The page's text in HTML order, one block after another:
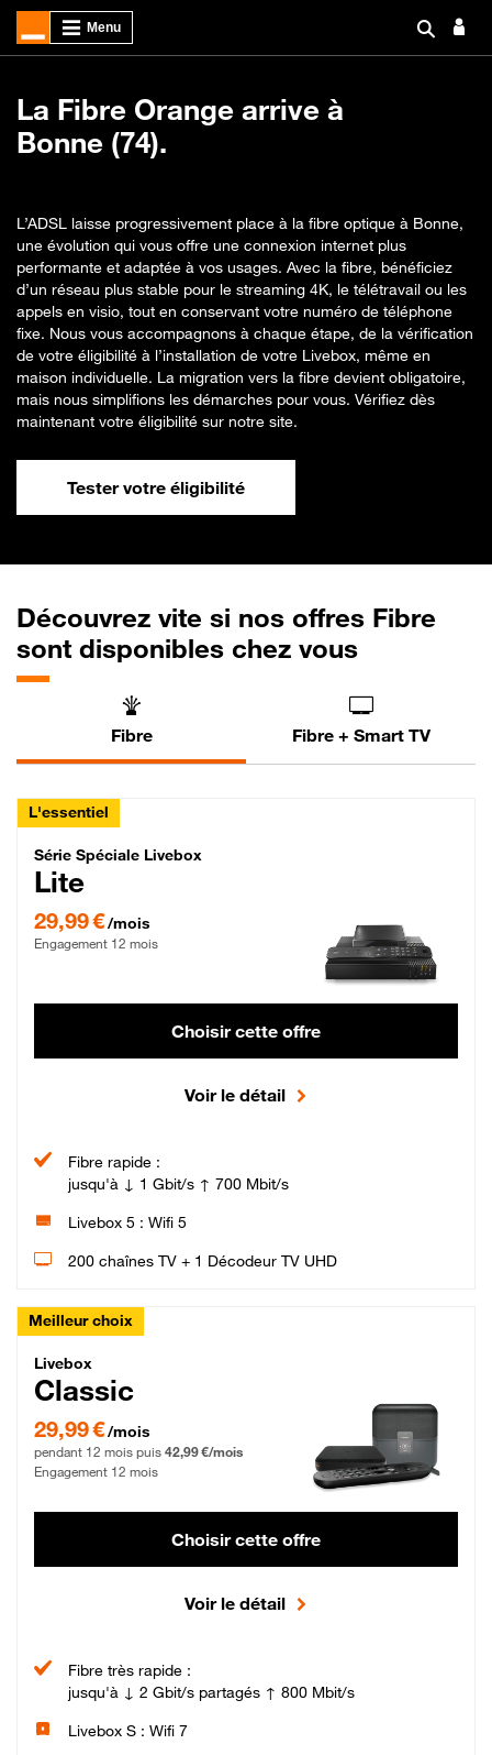
La Fibre Orange arrive à
Bonne (74).
L’ADSL laisse progressivement place à la fibre optique à Bonne,
une évolution qui vous offre une connexion internet plus
performante et adaptée à vos usages. Avec la fibre, bénéficiez
d’un réseau plus stable pour le streaming 4K, le télétravail ou les
appels en visio, tout en conservant votre numéro de téléphone
fixe. Nous vous accompagnons à chaque étape, de la vérification
de votre éligibilité à l’installation de votre Livebox, même en
maison individuelle. La migration vers la fibre devient obligatoire,
mais nous simplifions les démarches pour vous. Vérifiez dès
maintenant votre éligibilité sur notre site.
Tester votre éligibilité
Découvrez vite si nos offres Fibre
sont disponibles chez vous
Fibre Fibre + Smart TV
L'essentiel
Série Spéciale Livebox Lite Fibre
Série Spéciale Livebox
Lite
29,99 €/mois
Engagement 12 mois
Choisir cette offre
Voir le détail
Fibre rapide :
jusqu'à ↓ 1 Gbit/s ↑ 700 Mbit/s
Livebox 5 : Wifi 5
200 chaînes TV + 1 Décodeur TV UHD
Meilleur choix
Livebox Classic Fibre
Livebox
Classic
29,99 € par mois pendant 12 mois puis 42,99 € par mois, Engagement 12 mois
29,99 €/mois
pendant 12 mois puis 42,99 €/mois
Engagement 12 mois
Choisir cette offre
Voir le détail
Fibre très rapide :
jusqu'à ↓ 2 Gbit/s partagés ↑ 800 Mbit/s
Livebox S : Wifi 7